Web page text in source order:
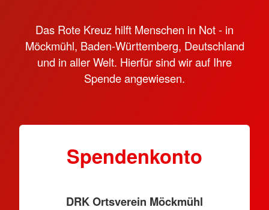
Das Rote Kreuz hilft Menschen in Not - in
Möckmühl, Baden-Württemberg, Deutschland
und in aller Welt. Hierfür sind wir auf Ihre
Spende angewiesen.
Spendenkonto
DRK Ortsverein Möckmühl